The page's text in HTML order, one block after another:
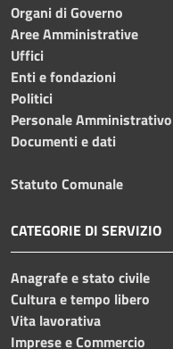
Organi di Governo
Aree Amministrative
Uffici
Enti e fondazioni
Politici
Personale Amministrativo
Documenti e dati
Statuto Comunale
CATEGORIE DI SERVIZIO
Anagrafe e stato civile
Cultura e tempo libero
Vita lavorativa
Imprese e Commercio